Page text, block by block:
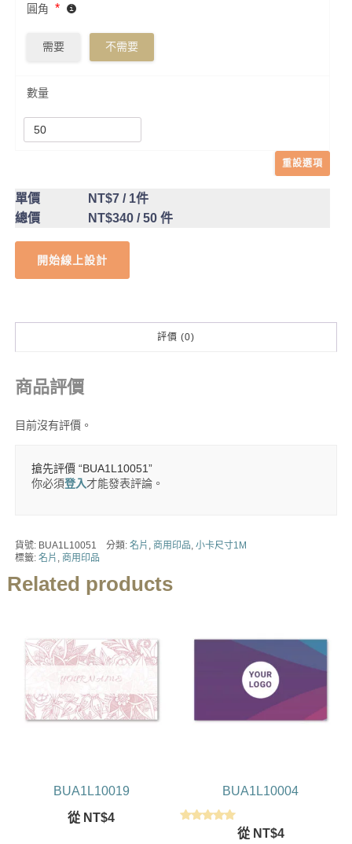
圓角 *
需要 不需要
數量
重設選項
單價 NT$7/ 1件
總價
NT$340/ 50 件
開始線上設計
評價 (0)
商品評價
目前沒有評價。
搶先評價 “BUA1L10051”
你必須登入才能發表評論。
貨號: BUA1L10051 分類: 名片 商用印品 小卡尺寸1M
標籤: 名片 商用印品
Related products
BUA1L10019
從 NT$4
BUA1L10004
從 NT$4